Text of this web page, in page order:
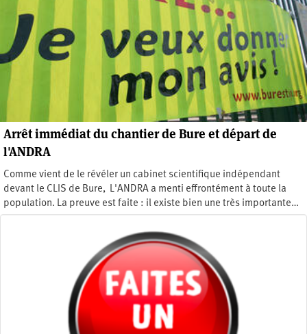
Arrêt immédiat du chantier de Bure et départ de
l'ANDRA
Comme vient de le révéler un cabinet scientifique indépendant
devant le CLIS de Bure, L'ANDRA a menti effrontément à toute la
population. La preuve est faite : il existe bien une très importante…